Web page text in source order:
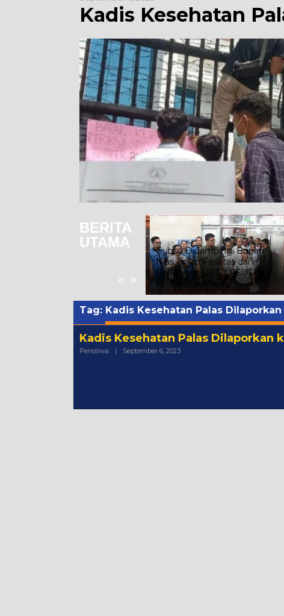
Kadis Kesehatan
BERITA
UTAMA
« »
Mencari Nafkah dengan
Jadwal Fleksibel: Ketika
Menjadi Mitra Pengemudi
Mengasuh Buah Hatinya
Gubsu Didampingi Bupati
Nias Tinjau Fasilitas dan
Pelayanan UPTD RSUD dr.
M. Thomsen Nias
Tag: Kadis Kesehatan Palas
Kadis Kesehatan Palas Dilaporkan
Peristiwa | September 6, 2023Oleh